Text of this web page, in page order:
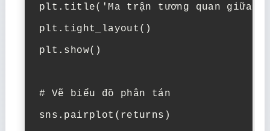
plt.title('Ma trận tương quan giữa
plt.tight_layout()
plt.show()
# Vẽ biểu đồ phân tán
sns.pairplot(returns)